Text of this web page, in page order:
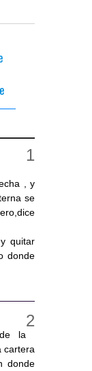
, y
se
quitar
donde
la
cartera
donde